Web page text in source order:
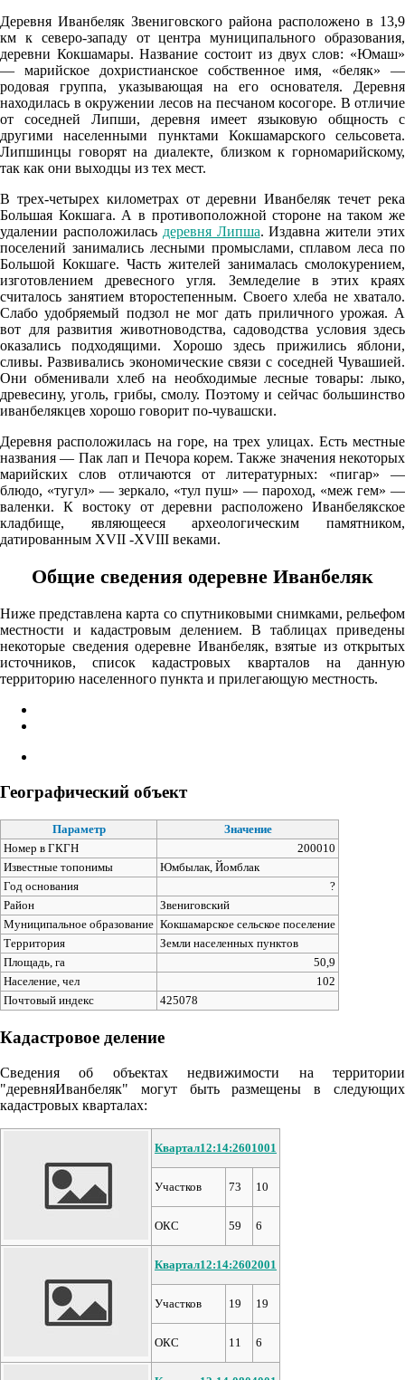
Деревня Иванбеляк Звениговского района расположено в 13,9
км к северо-западу от центра муниципального образования,
деревни Кокшамары. Название состоит из двух слов: «Юмаш»
— марийское дохристианское собственное имя, «беляк» —
родовая группа, указывающая на его основателя. Деревня
находилась в окружении лесов на песчаном косогоре. В отличие
от соседней Липши, деревня имеет языковую общность с
другими населенными пунктами Кокшамарского сельсовета.
Липшинцы говорят на диалекте, близком к горномарийскому,
так как они выходцы из тех мест.
В трех-четырех километрах от деревни Иванбеляк течет река
Большая Кокшага. А в противоположной стороне на таком же
удалении расположилась деревня Липша. Издавна жители этих
поселений занимались лесными промыслами, сплавом леса по
Большой Кокшаге. Часть жителей занималась смолокурением,
изготовлением древесного угля. Земледелие в этих краях
считалось занятием второстепенным. Своего хлеба не хватало.
Слабо удобряемый подзол не мог дать приличного урожая. А
вот для развития животноводства, садоводства условия здесь
оказались подходящими. Хорошо здесь прижились яблони,
сливы. Развивались экономические связи с соседней Чувашией.
Они обменивали хлеб на необходимые лесные товары: лыко,
древесину, уголь, грибы, смолу. Поэтому и сейчас большинство
иванбелякцев хорошо говорит по-чувашски.
Деревня расположилась на горе, на трех улицах. Есть местные
названия — Пак лап и Печора корем. Также значения некоторых
марийских слов отличаются от литературных: «пигар» —
блюдо, «тугул» — зеркало, «тул пуш» — пароход, «меж гем» —
валенки. К востоку от деревни расположено Иванбелякское
кладбище, являющееся археологическим памятником,
датированным XVII -XVIII веками.
Общие сведения одеревне Иванбеляк
Ниже представлена карта со спутниковыми снимками, рельефом
местности и кадастровым делением. В таблицах приведены
некоторые сведения одеревне Иванбеляк, взятые из открытых
источников, список кадастровых кварталов на данную
территорию населенного пункта и прилегающую местность.
Географический объект
Параметр
Значение
Номер в ГКГН
200010
Известные топонимы
Юмбылак, Йомблак
Год основания
?
Район
Звениговский
Муниципальное образование Кокшамарское сельское поселение
Территория
Земли населенных пунктов
Площадь, га
50,9
Население, чел
102
Почтовый индекс
425078
Кадастровое деление
Сведения об объектах недвижимости на территории
"деревняИванбеляк" могут быть размещены в следующих
кадастровых кварталах:
Квартал12:14:2601001
Участков 73 10
ОКС 59 6
Квартал12:14:2602001
Участков 19 19
ОКС 11 6